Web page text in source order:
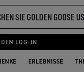
SIE GOLDEN GOOSE US
DEM LOG-IN
ERLEBNISSE